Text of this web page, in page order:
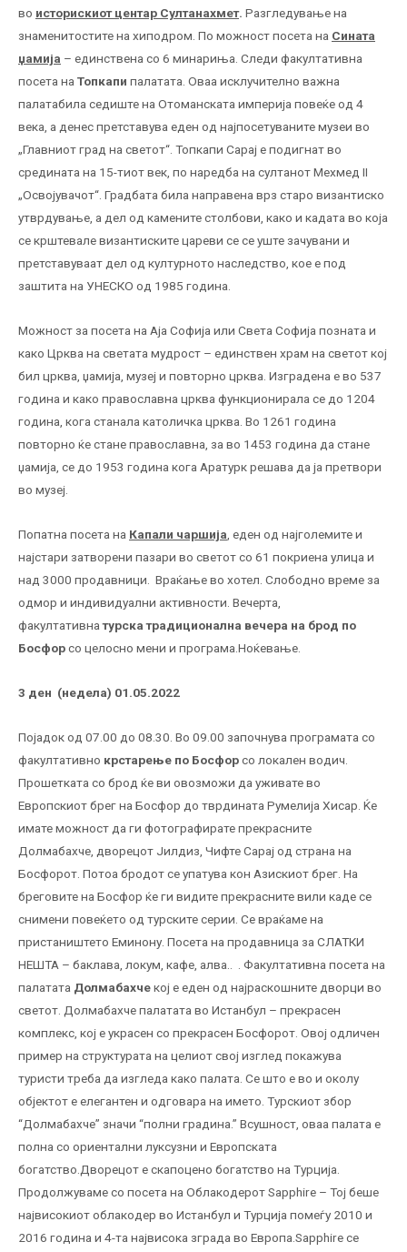
во историскиот центар Султанахмет. Разгледување на
знаменитостите на хиподром. По можност посета на Сината
џамија – единствена со 6 минариња. Следи факултативна
посета наТопкапи палатата. Оваа исклучително важна
палатабила седиште на Отоманската империја повеќе од 4
века, а денес претставува еден од најпосетуваните музеи во
„Главниот град на светот“. Топкапи Сарај е подигнат во
средината на 15-тиот век, по наредба на султанот Мехмед II
„Освојувачот“. Градбата била направена врз старо византиско
утврдување, а дел од камените столбови, како и кадата во која
се крштевале византиските цареви се се уште зачувани и
претставуваат дел од културното наследство, кое е под
заштита на УНЕСКО од 1985 година.
Можност за посета на Аја Софија или Света Софија позната и
како Црква на светата мудрост – единствен храм на светот кој
бил црква, џамија, музеј и повторно црква. Изградена е во 537
година и како православна црква функционирала се до 1204
година, кога станала католичка црква. Во 1261 година
повторно ќе стане православна, за во 1453 година да стане
џамија, се до 1953 година кога Аратурк решава да ја претвори
во музеј.
Попатна посета на Капали чаршија, еден од најголемите и
најстари затворени пазари во светот со 61 покриена улица и
над 3000 продавници. Враќање во хотел. Слободно време за
одмор и индивидуални активности. Вечерта,
факултативнатурска традиционална вечера на брод по
Босфорсо целосно мени и програма.Ноќевање.
3 ден (недела) 01.05.2022
Појадок од 07.00 до 08.30. Во 09.00 започнува програмата со
факултативно крстарење по Босфорсо локален водич.
Прошетката со брод ќе ви овозможи да уживате во
Европскиот брег на Босфор до тврдината Румелија Хисар. Ќе
имате можност да ги фотографирате прекрасните
Долмабахче, дворецот Јилдиз, Чифте Сарај од страна на
Босфорот. Потоа бродот се упатува кон Азискиот брег. На
бреговите на Босфор ќе ги видите прекрасните вили каде се
снимени повеќето од турските серии. Се враќаме на
пристаништето Еминону. Посета на продавница за СЛАТКИ
НЕШТА – баклава, локум, кафе, алва.. . Факултативна посета на
палатата Долмабахчекој е еден од најраскошните дворци во
светот. Долмабахче палатата во Истанбул – прекрасен
комплекс, кој е украсен со прекрасен Босфорот. Овој одличен
пример на структурата на целиот свој изглед покажува
туристи треба да изгледа како палата. Се што е во и околу
објектот е елегантен и одговара на името. Турскиот збор
“Долмабахче” значи “полни градина.” Всушност, оваа палата е
полна со ориентални луксузни и Европската
богатство.Дворецот е скапоцено богатство на Турција.
Продолжуваме со посета на Облакодерот Sapphire – Тој беше
највисокиот облакодер во Истанбул и Турција помеѓу 2010 и
2016 година и 4-та највисока зграда во Европа.Sapphire се